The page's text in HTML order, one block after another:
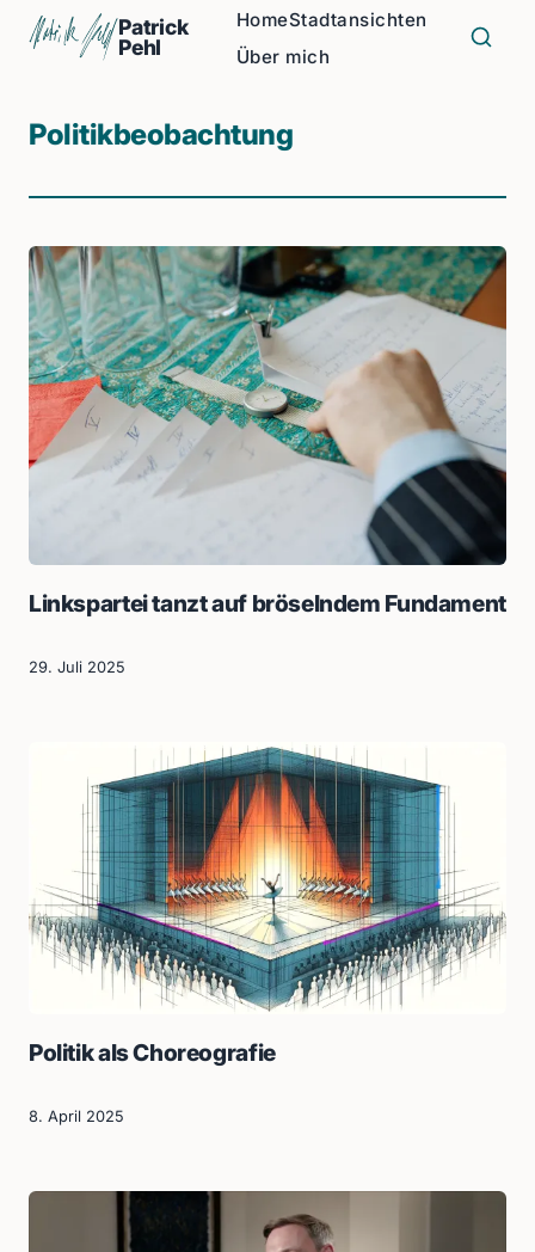
Patrick
Pehl
HomeStadtansichten
Über mich
Politikbeobachtung
Linkspartei tanzt auf bröselndem Fundament
29. Juli 2025
Politik als Choreografie
8. April 2025